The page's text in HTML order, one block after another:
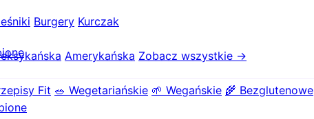
Burgery Kurczak
Amerykańska Zobacz wszystkie →
Fit 🥗 Wegetariańskie 🌱 Wegańskie 🌾 Bezglutenowe